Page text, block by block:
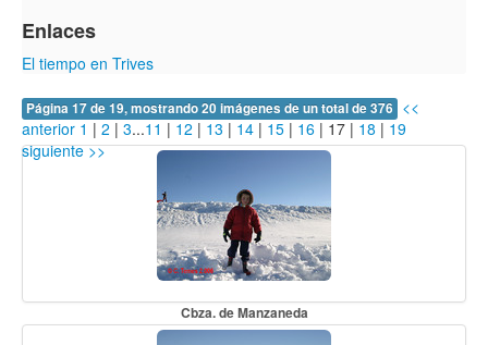
Enlaces
El tiempo en Trives
Página 17 de 19, mostrando 20 imágenes de un total de 376 <<
anterior 1 | 2 | 3...11 | 12 | 13 | 14 | 15 | 16 | 17 | 18 | 19
siguiente >>
Cbza. de Manzaneda